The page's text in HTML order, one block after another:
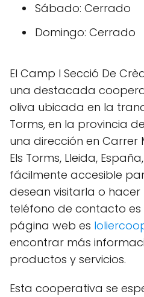
Sábado: Cerrado
Domingo: Cerrado
El Camp I Secció De
una destacada
oliva ubicada en la
Torms, en la provincia
una dirección en Carrer
Els Torms, Lleida,
fácilmente accesible
desean visitarla o hacer
teléfono de contacto es
página web es
encontrar más
productos y servicios.
Esta cooperativa se